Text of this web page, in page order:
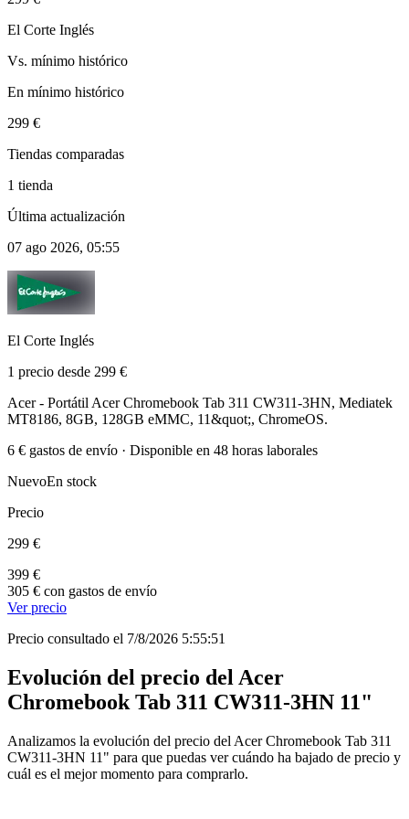
El Corte Inglés
Vs. mínimo histórico
En mínimo histórico
299 €
Tiendas comparadas
1 tienda
Última actualización
07 ago 2026, 05:55
El Corte Inglés
1 precio desde 299 €
Acer - Portátil Acer Chromebook Tab 311 CW311-3HN, Mediatek
MT8186, 8GB, 128GB eMMC, 11&quot;, ChromeOS.
6 € gastos de envío · Disponible en 48 horas laborales
NuevoEn stock
Precio
299 €
399 €
305 € con gastos de envío
Ver precio
Precio consultado el 7/8/2026 5:55:51
Evolución del precio del Acer
Chromebook Tab 311 CW311-3HN 11"
Analizamos la evolución del precio del Acer Chromebook Tab 311
CW311-3HN 11" para que puedas ver cuándo ha bajado de precio y
cuál es el mejor momento para comprarlo.